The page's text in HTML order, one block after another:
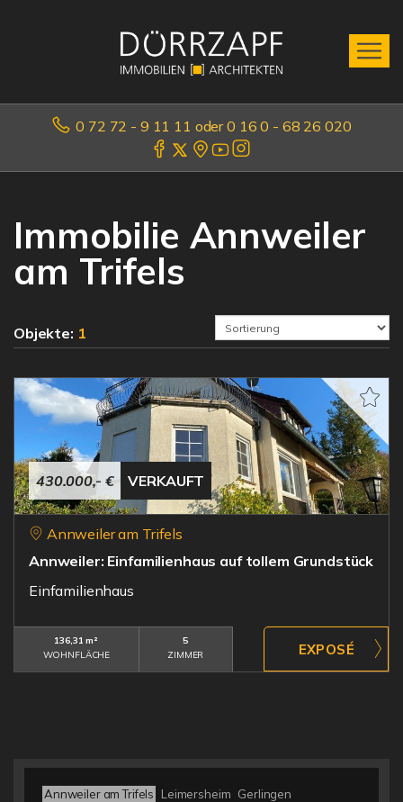
0 72 72 - 9 11 11 oder 0 16 0 - 68 26 020
Immobilie Annweiler
am Trifels
Objekte: 1
430.000,- € VERKAUFT
Annweiler am Trifels
Annweiler: Einfamilienhaus auf tollem Grundstück
Einfamilienhaus
136,31 m²
WOHNFLÄCHE
5
ZIMMER
Annweiler am Trifels Leimersheim Gerlingen